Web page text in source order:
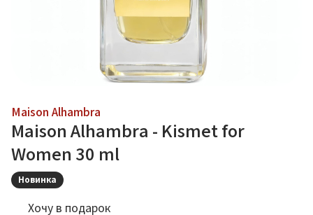
Maison Alhambra
Maison Alhambra - Kismet for
Women 30 ml
Новинка
Хочу в подарок